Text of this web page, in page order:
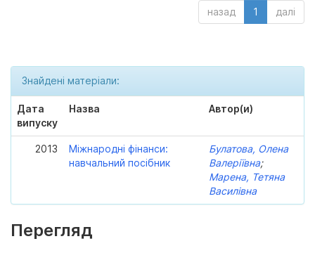
назад 1 далі
Знайдені матеріали:
Дата
випуску
Назва Автор(и)
2013
Міжнародні фінанси:
навчальний посібник
Булатова, Олена
Валеріївна;
Марена, Тетяна
Василівна
Перегляд